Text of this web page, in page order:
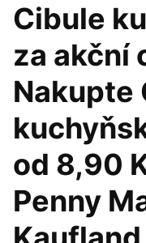
Cibule
za akční
Nakupte
od 8,90
Penny